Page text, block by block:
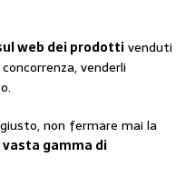
web dei prodottivenduti
venderli
non fermare mai la
vasta gamma di